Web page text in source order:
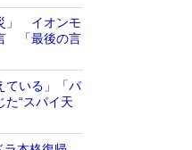
」 イオンモ
「最後の言
ている」「パ
た“スパイ天